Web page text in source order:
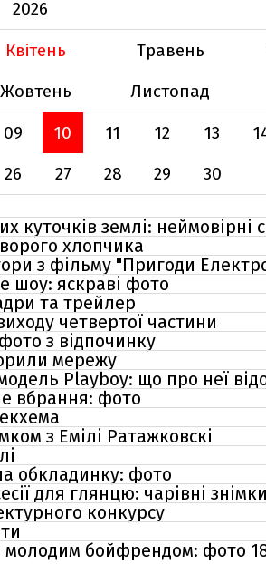
2026
Квітень Травень
Жовтень Листопад
09 10 11 12 13
26 27 28 29 30
куточків землі: неймовірні
хлопчика
з фільму "Пригоди
шоу: яскраві фото
та трейлер
четвертої частини
з відпочинку
мережу
Playboy: що про неї
вбрання: фото
з Емілі Ратажковскі
обкладинку: фото
для глянцю: чарівні знімки
конкурсу
молодим бойфрендом: фото